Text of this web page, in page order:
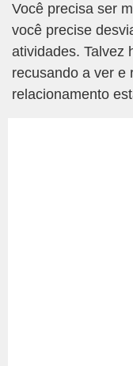
Você precisa ser
você precise
atividades. Talvez
recusando a ver e
relacionamento